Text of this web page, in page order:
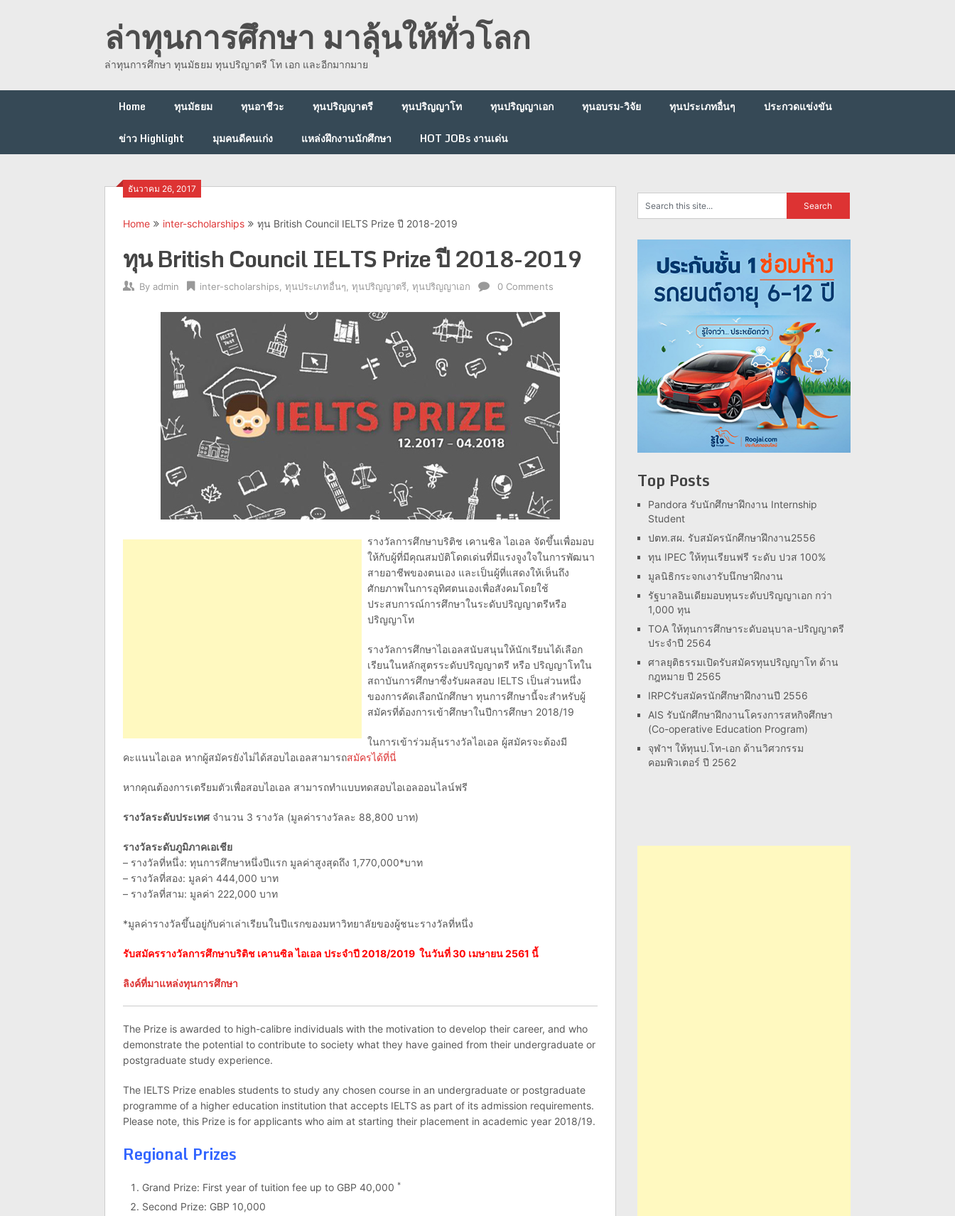
ล่าทุนการศึกษา มาลุ้นให้ทั่วโลก
ล่าทุนการศึกษา ทุนมัธยม ทุนปริญาตรี โท เอก และอีกมากมาย
Home ทุนมัธยม ทุนอาชีวะ ทุนปริญญาตรี ทุนปริญญาโท ทุนปริญญาเอก ทุนอบรม-วิจัย ทุนประเภทอื่นๆ
ประกวดแข่งขัน
ข่าว Highlight
มุมคนดีคนเก่ง แหล่งฝึกงานนักศึกษา HOT JOBs งานเด่น
ธันวาคม 26, 2017
Home inter-scholarships ทุน British Council IELTS Prize ปี 2018-2019
ทุน British Council IELTS Prize ปี 2018-2019
By admin inter-scholarships ทุนประเภทอื่นๆ ทุนปริญญาตรี ทุนปริญญาเอก 0 Comments
รางวัลการศึกษาบริติช เคานซิล ไอเอล จัดขึ้นเพื่อมอบ
ให้กับผู้ที่มีคุณสมบัติโดดเด่นที่มีแรงจูงใจในการพัฒนา
สายอาชีพของตนเอง และเป็นผู้ที่แสดงให้เห็นถึง
ศักยภาพในการอุทิศตนเองเพื่อสังคมโดยใช้
ประสบการณ์การศึกษาในระดับปริญญาตรีหรือ
ปริญญาโท
รางวัลการศึกษาไอเอลสนับสนุนให้นักเรียนได้เลือก
เรียนในหลักสูตรระดับปริญญาตรี หรือ ปริญญาโทใน
สถาบันการศึกษาซึ่งรับผลสอบ IELTS เป็นส่วนหนึ่ง
ของการคัดเลือกนักศึกษา ทุนการศึกษานี้จะสำหรับผู้
สมัครที่ต้องการเข้าศึกษาในปีการศึกษา 2018/19
ในการเข้าร่วมลุ้นรางวัลไอเอล ผู้สมัครจะต้องมี
คะแนนไอเอล หากผู้สมัครยังไม่ได้สอบไอเอลสามารถสมัครได้ที่นี่
หากคุณต้องการเตรียมตัวเพื่อสอบไอเอล สามารถทำแบบทดสอบไอเอลออนไลน์ฟรี
รางวัลระดับประเทศจำนวน 3 รางวัล (มูลค่ารางวัลละ 88,800 บาท)
รางวัลระดับภูมิภาคเอเชีย
– รางวัลที่หนึ่ง: ทุนการศึกษาหนึ่งปีแรก มูลค่าสูงสุดถึง 1,770,000*บาท
– รางวัลที่สอง: มูลค่า 444,000 บาท
– รางวัลที่สาม: มูลค่า 222,000 บาท
*มูลค่ารางวัลขึ้นอยู่กับค่าเล่าเรียนในปีแรกของมหาวิทยาลัยของผู้ชนะรางวัลที่หนึ่ง
รับสมัครรางวัลการศึกษาบริติช เคานซิล ไอเอล ประจำปี 2018/2019 ในวันที่ 30 เมษายน 2561 นี้
ลิงค์ที่มาแหล่งทุนการศึกษา
The Prize is awarded to high-calibre individuals with the motivation to develop their career, and who
demonstrate the potential to contribute to society what they have gained from their undergraduate or
postgraduate study experience.
The IELTS Prize enables students to study any chosen course in an undergraduate or postgraduate
programme of a higher education institution that accepts IELTS as part of its admission requirements.
Please note, this Prize is for applicants who aim at starting their placement in academic year 2018/19.
Regional Prizes
Grand Prize: First year of tuition fee up to GBP 40,000 *
Second Prize: GBP 10,000
Top Posts
Pandora รับนักศึกษาฝึกงาน Internship
Student
ปตท.สผ. รับสมัครนักศึกษาฝึกงาน2556
ทุน IPEC ให้ทุนเรียนฟรี ระดับ ปวส 100%
มูลนิธิกระจกเงารับนึกษาฝึกงาน
รัฐบาลอินเดียมอบทุนระดับปริญญาเอก กว่า
1,000 ทุน
TOA ให้ทุนการศึกษาระดับอนุบาล-ปริญญาตรี
ประจำปี 2564
ศาลยุติธรรมเปิดรับสมัครทุนปริญญาโท ด้าน
กฎหมาย ปี 2565
IRPCรับสมัครนักศึกษาฝึกงานปี 2556
AIS รับนักศึกษาฝึกงานโครงการสหกิจศึกษา
(Co-operative Education Program)
จุฬาฯ ให้ทุนป.โท-เอก ด้านวิศวกรรม
คอมพิวเตอร์ ปี 2562